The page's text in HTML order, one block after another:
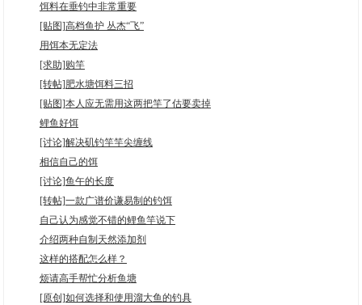
饵料在垂钓中非常重要
[贴图]高档鱼护 丛杰“飞”
用饵本无定法
[求助]购竿
[转帖]肥水塘饵料三招
[贴图]本人应无需用这两把竿了估要卖掉
鲤鱼好饵
[讨论]解决矶钓竿竿尖缠线
相信自己的饵
[讨论]鱼午的长度
[转帖]一款广谱价谦易制的钓饵
自己认为感觉不错的鲤鱼竿说下
介绍两种自制天然添加剂
这样的搭配怎么样？
烦请高手帮忙分析鱼塘
[原创]如何选择和使用溜大鱼的钓具